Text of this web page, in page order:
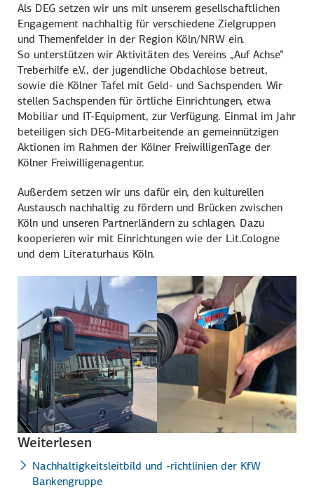
Als DEG setzen wir uns mit unserem gesellschaftlichen
Engagement nachhaltig für verschiedene Zielgruppen
und Themenfelder in der Region Köln/NRW ein.
So unterstützen wir Aktivitäten des Vereins „Auf Achse“
Treberhilfe e.V., der jugendliche Obdachlose betreut,
sowie die Kölner Tafel mit Geld- und Sachspenden. Wir
stellen Sachspenden für örtliche Einrichtungen, etwa
Mobiliar und IT-Equipment, zur Verfügung. Einmal im Jahr
beteiligen sich DEG-Mitarbeitende an gemeinnützigen
Aktionen im Rahmen der Kölner FreiwilligenTage der
Kölner Freiwilligenagentur.
Außerdem setzen wir uns dafür ein, den kulturellen
Austausch nachhaltig zu fördern und Brücken zwischen
Köln und unseren Partnerländern zu schlagen. Dazu
kooperieren wir mit Einrichtungen wie der Lit.Cologne
und dem Literaturhaus Köln.
Weiterlesen
Nachhaltigkeitsleitbild und -richtlinien der KfW
Bankengruppe